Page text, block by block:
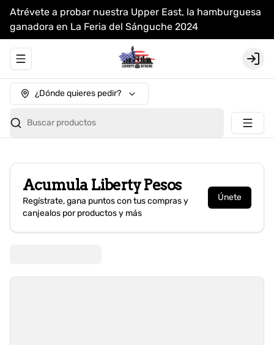
Atrévete a probar nuestra Upper East, la hamburguesa
ganadora en La Feria del Sánguche 2024
Abrir menu de navegación Login
¿Dónde quieres pedir?
Buscar productos
Acumula Liberty Pesos
Regístrate, gana puntos con tus compras y
canjealos por productos y más
Únete